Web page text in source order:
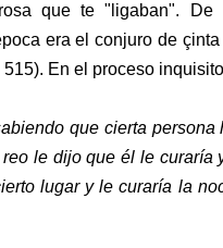
que te "ligaban".
era el conjuro de
515). En el proceso
que cierta
reo le dijo que él le
lugar y le curaría la